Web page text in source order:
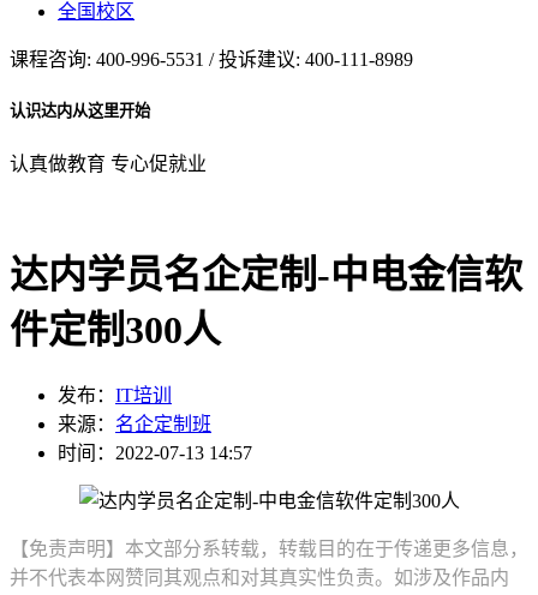
全国校区
课程咨询: 400-996-5531 / 投诉建议: 400-111-8989
认识达内从这里开始
认真做教育 专心促就业
达内学员名企定制-中电金信软
件定制300人
发布： IT培训
来源： 名企定制班
时间：2022-07-13 14:57
【免责声明】本文部分系转载，转载目的在于传递更多信息，
并不代表本网赞同其观点和对其真实性负责。如涉及作品内